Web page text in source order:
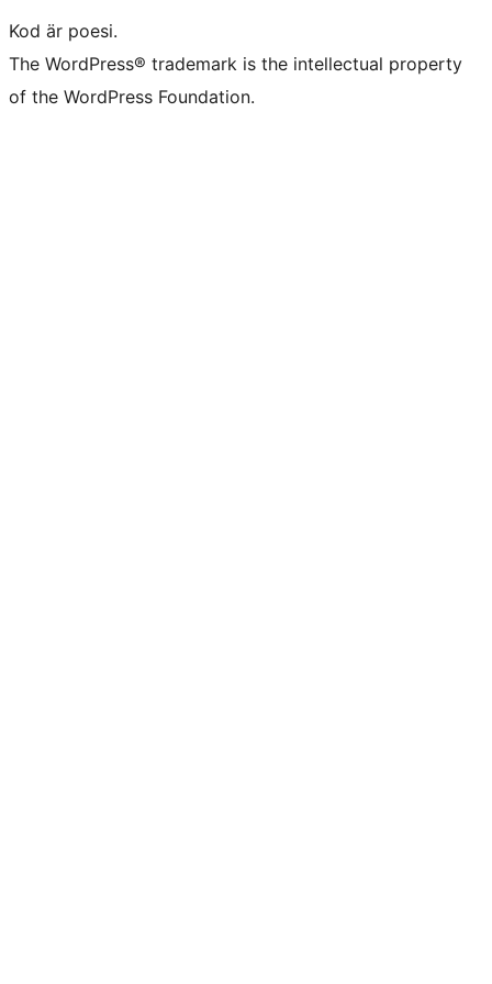
Kod är poesi.
The WordPress® trademark is the intellectual property
of the WordPress Foundation.